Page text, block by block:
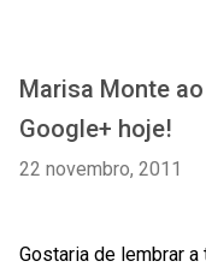
Marisa Monte
Google+ hoje!
22 novembro, 2011
Gostaria de lembrar